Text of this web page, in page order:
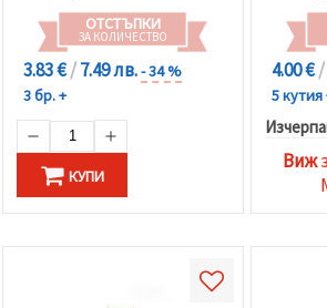
ОТСТЪПКИ
ЗА КОЛИЧЕСТВО
3.83 €/7.49 лв.- 34 %
3 бр. +
КУПИ
4.00 €/
5 кутия
Виж